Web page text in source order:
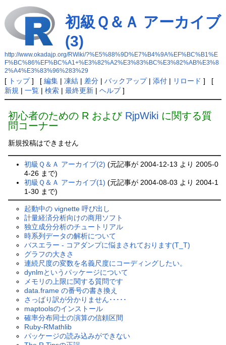
初級Ｑ＆Ａ アーカイブ
(3)
http://www.okadajp.org/RWiki/?%E5%88%9D%E7%B4%9A%EF%BC%B1%E
F%BC%86%EF%BC%A1+%E3%82%A2%E3%83%BC%E3%82%AB%E3%8
2%A4%E3%83%96%283%29
[ トップ] [ 編集| 凍結| 差分| バックアップ| 添付| リロード ] [
新規 | 一覧| 検索| 最終更新| ヘルプ]
初心者のための R および RjpWiki に関する質
問コーナー
新規投稿はできません
初級Ｑ＆Ａ アーカイブ(2) (元記事が 2004-12-13 より 2005-0
4-26 まで)
初級Ｑ＆Ａ アーカイブ(1) (元記事が 2004-08-03 より 2004-1
1-30 まで)
起動中の vignette 呼び出し
計量経済分析向けの商用ソフト
独立成分分析のチュートリアル
時系列データの解析について
バスエラー - コアダンプに悩まされております(T_T)
グラフの大きさ
連続尺度の変数を名義尺度にコーディングしたい。
dynlmというパッケージについて
メモリの上限に関する質問です
data.frame の番号の書き換え
さっぱり訳が分かりません･････
maptoolsのインストール
確率分布同士の演算の信頼区間
Ruby-RMathlib
パッケージの読み込みができない